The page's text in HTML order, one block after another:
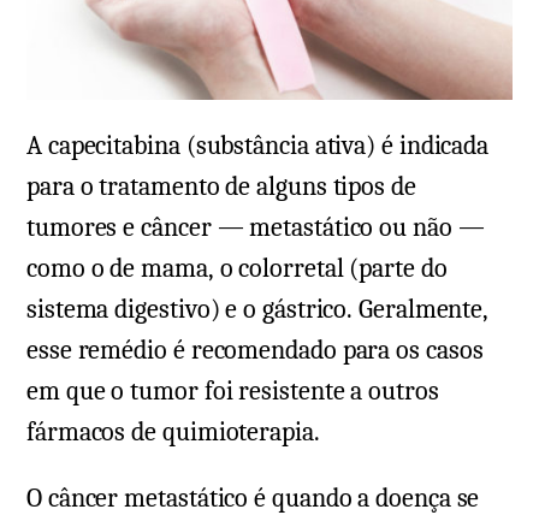
A capecitabina (substância ativa) é indicada
para o tratamento de alguns tipos de
tumores e câncer — metastático ou não —
como o de mama, o colorretal (parte do
sistema digestivo) e o gástrico. Geralmente,
esse remédio é recomendado para os casos
em que o tumor foi resistente a outros
fármacos de quimioterapia.
O câncer metastático é quando a doença se